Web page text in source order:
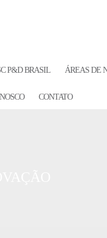
P&D BRASIL ÁREAS DE
CONTATO